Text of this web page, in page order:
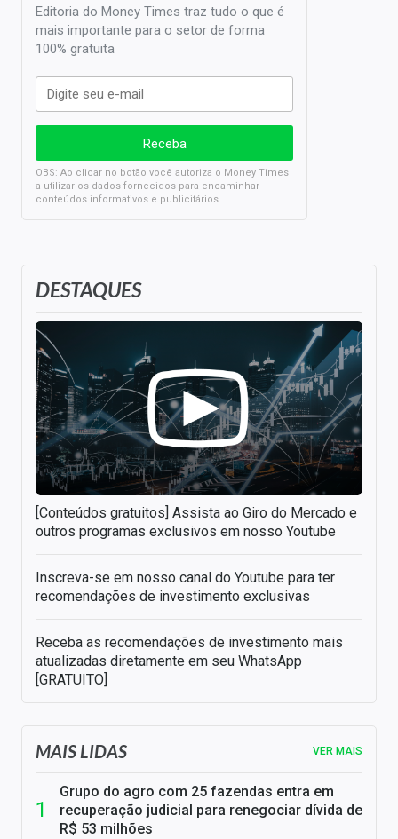
DESTAQUES
[Conteúdos gratuitos] Assista ao Giro do Mercado e
outros programas exclusivos em nosso Youtube
Inscreva-se em nosso canal do Youtube para ter
recomendações de investimento exclusivas
Receba as recomendações de investimento mais
atualizadas diretamente em seu WhatsApp
[GRATUITO]
Editoria do Money Times traz tudo o que é
mais importante para o setor de forma
100% gratuita
OBS: Ao clicar no botão você autoriza o Money Times
a utilizar os dados fornecidos para encaminhar
conteúdos informativos e publicitários.
MAIS LIDAS VER MAIS
Grupo do agro com 25 fazendas entra em
recuperação judicial para renegociar dívida de
R$ 53 milhões